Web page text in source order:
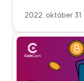
2022. október 31.